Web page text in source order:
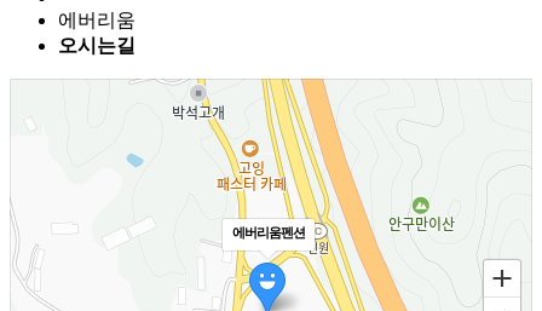
에버리움
오시는길
에버리움펜션